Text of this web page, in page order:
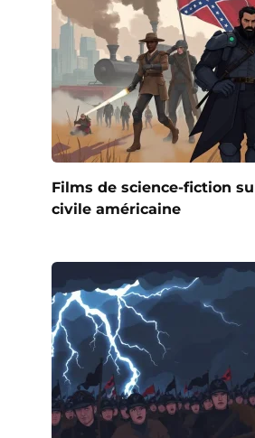
Films de science-fiction
civile américaine